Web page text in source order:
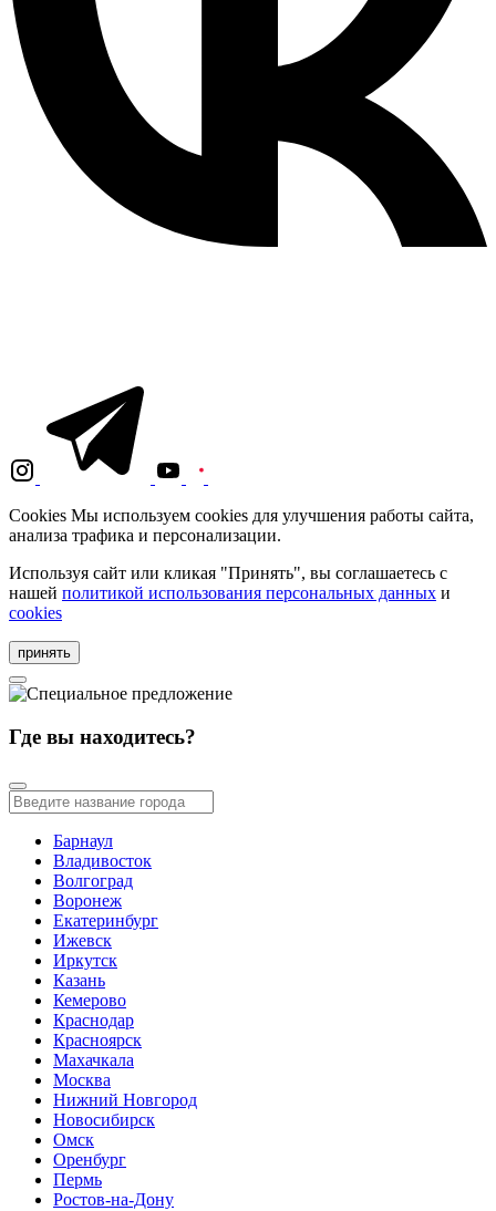
Cookies Мы используем cookies для улучшения работы сайта,
анализа трафика и персонализации.
Используя сайт или кликая "Принять", вы соглашаетесь с
нашей политикой использования персональных данных и
cookies
принять
Где вы находитесь?
Барнаул
Владивосток
Волгоград
Воронеж
Екатеринбург
Ижевск
Иркутск
Казань
Кемерово
Краснодар
Красноярск
Махачкала
Москва
Нижний Новгород
Новосибирск
Омск
Оренбург
Пермь
Ростов-на-Дону